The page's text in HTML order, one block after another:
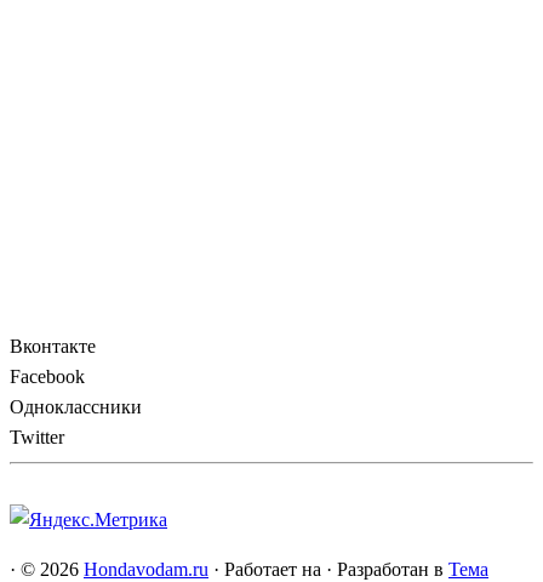
Вконтакте
Facebook
Одноклассники
Twitter
· © 2026 Hondavodam.ru · Работает на · Разработан в Тема